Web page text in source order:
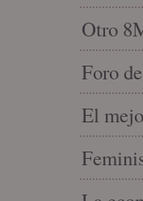
Otro
Foro
El